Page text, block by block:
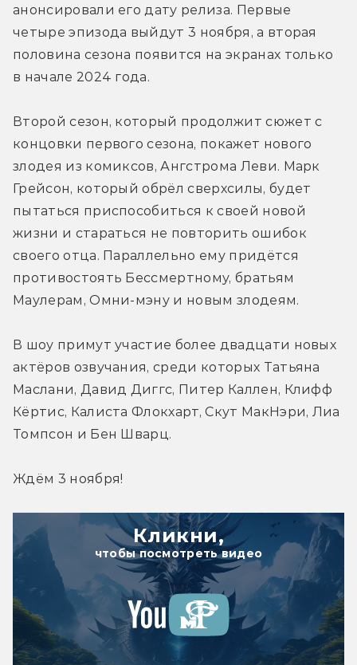
анонсировали его дату релиза. Первые
четыре эпизода выйдут 3 ноября, а вторая
половина сезона появится на экранах только
в начале 2024 года.
Второй сезон, который продолжит сюжет с
концовки первого сезона, покажет нового
злодея из комиксов, Ангстрома Леви. Марк
Грейсон, который обрёл сверхсилы, будет
пытаться приспособиться к своей новой
жизни и стараться не повторить ошибок
своего отца. Параллельно ему придётся
противостоять Бессмертному, братьям
Маулерам, Омни-мэну и новым злодеям.
В шоу примут участие более двадцати новых
актёров озвучания, среди которых Татьяна
Маслани, Давид Диггс, Питер Каллен, Клифф
Кёртис, Калиста Флокхарт, Скут МакНэри, Лиа
Томпсон и Бен Шварц.
Ждём 3 ноября!
Кликни,
чтобы посмотреть видео